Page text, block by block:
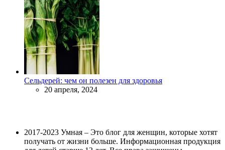
Сельдерей: чем он полезен для здоровья
20 апреля, 2024
2017-2023 Умная – Это блог для женщин, которые хотят
получать от жизни больше. Информационная продукция